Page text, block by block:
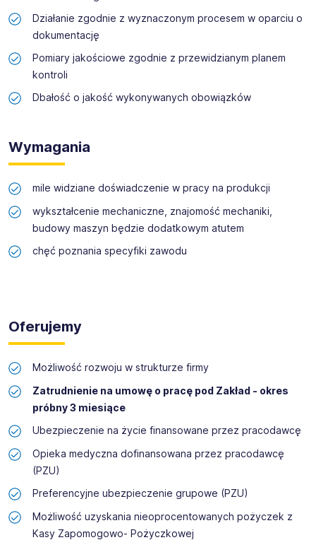
zmianowym 8 godzinnym od poniedziałku do piątku (5.00-
13.00; 13.00-21.00; 21.00-5.00)
zatrudnienia aplikuj i dołącz do nas!
Dogodny dojazd do pracy komunikacją miejską (linia 3
Działanie zgodnie z wyznaczonym procesem w oparciu o
dokumentację
Pomiary jakościowe zgodnie z przewidzianym planem
kontroli
Dbałość o jakość wykonywanych obowiązków
Wymagania
mile widziane doświadczenie w pracy na produkcji
wykształcenie mechaniczne, znajomość mechaniki,
budowy maszyn będzie dodatkowym atutem
chęć poznania specyfiki zawodu
Oferujemy
Możliwość rozwoju w strukturze firmy
Zatrudnienie na umowę o pracę pod Zakład - okres
próbny 3 miesiące
Ubezpieczenie na życie finansowane przez pracodawcę
Opieka medyczna dofinansowana przez pracodawcę
(PZU)
Preferencyjne ubezpieczenie grupowe (PZU)
Możliwość uzyskania nieoprocentowanych pożyczek z
Kasy Zapomogowo- Pożyczkowej